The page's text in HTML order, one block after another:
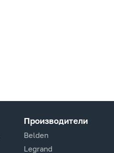
Производители
Belden
Legrand